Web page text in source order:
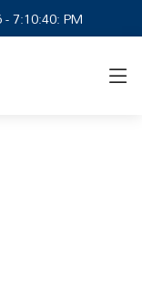
7:10:41: PM